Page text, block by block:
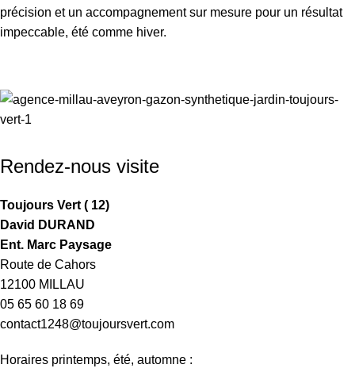
précision et un accompagnement sur mesure pour un résultat
impeccable, été comme hiver.
Rendez-nous visite
Toujours Vert ( 12)
David DURAND
Ent. Marc Paysage
Route de Cahors
12100 MILLAU
05 65 60 18 69
contact1248@toujoursvert.com
Horaires printemps, été, automne :